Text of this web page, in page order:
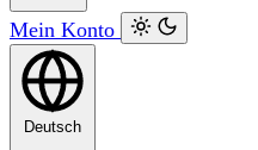
Mein Konto
Deutsch